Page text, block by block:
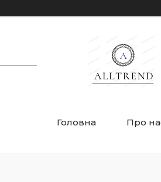
Головна Про